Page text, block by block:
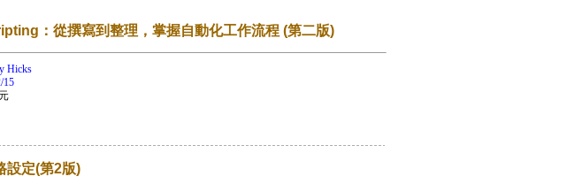
：從撰寫到整理，掌握自動化工作流程 (第二版)
Hicks
15
設定(第2版)